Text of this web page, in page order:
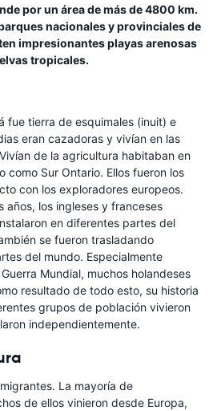
por un área de más de 4800 km.
nacionales y provinciales de
impresionantes playas arenosas
tropicales.
fue tierra de esquimales (inuit) e
eran cazadoras y vivían en las
de la agricultura habitaban en
como Sur Ontario. Ellos fueron los
con los exploradores europeos.
años, los ingleses y franceses
en diferentes partes del
se fueron trasladando
del mundo. Especialmente
Mundial, muchos holandeses
resultado de todo esto, su historia
grupos de población vivieron
independientemente.
La mayoría de
de ellos vinieron desde Europa,